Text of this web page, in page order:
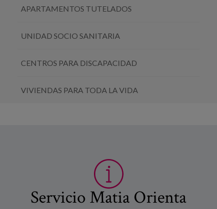
APARTAMENTOS TUTELADOS
UNIDAD SOCIO SANITARIA
CENTROS PARA DISCAPACIDAD
VIVIENDAS PARA TODA LA VIDA
Servicio Matia Orienta